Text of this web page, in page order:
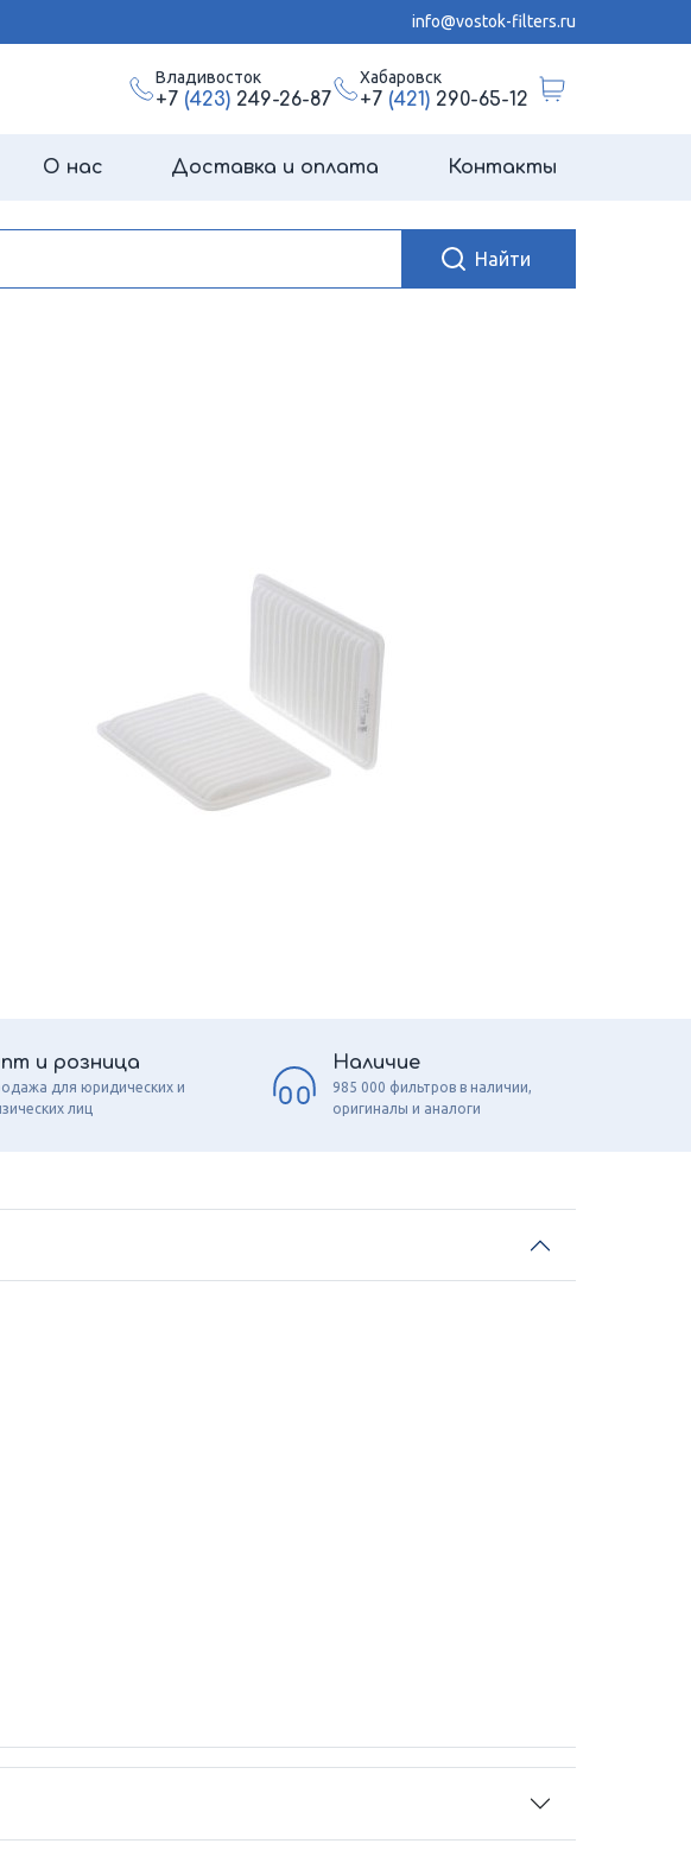
info@vostok-filters.ru
Владивосток
+7 (423)249-26-87
Хабаровск
+7 (421)290-65-12
О нас Доставка и оплата Контакты
и розница
для юридических и
лиц
Наличие
985 000 фильтров в наличии,
оригиналы и аналоги